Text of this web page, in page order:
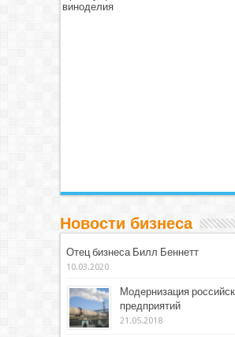
виноделия
Новости бизнеса
Отец бизнеса Билл Беннетт
10.03.2020
Модернизация
предприятий
21.05.2018